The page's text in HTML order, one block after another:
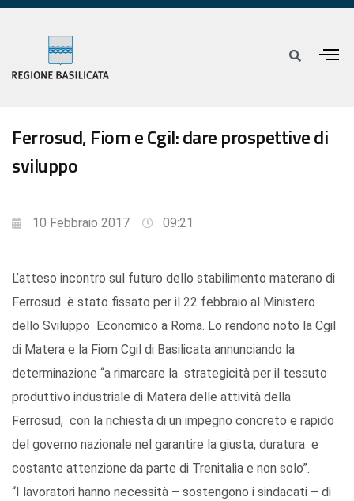
Ferrosud, Fiom e Cgil: dare prospettive di
sviluppo
10 Febbraio 2017 09:21
L’atteso incontro sul futuro dello stabilimento materano di
Ferrosud è stato fissato per il 22 febbraio al Ministero
dello Sviluppo Economico a Roma. Lo rendono noto la Cgil
di Matera e la Fiom Cgil di Basilicata annunciando la
determinazione “a rimarcare la strategicità per il tessuto
produttivo industriale di Matera delle attività della
Ferrosud, con la richiesta di un impegno concreto e rapido
del governo nazionale nel garantire la giusta, duratura e
costante attenzione da parte di Trenitalia e non solo”.
“I lavoratori hanno necessità – sostengono i sindacati – di